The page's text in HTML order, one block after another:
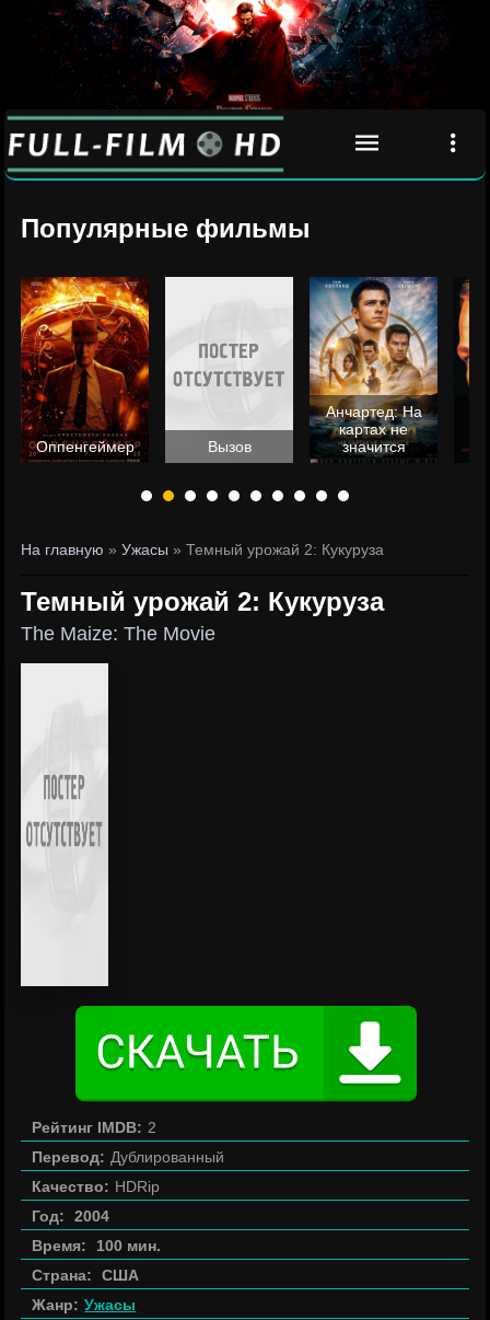
Популярные фильмы
Оппенгеймер Вызов
Анчартед: На
картах не
значится
На главную »Ужасы » Темный урожай 2: Кукуруза
Темный урожай 2: Кукуруза
The Maize: The Movie
Рейтинг IMDB: 2
Перевод: Дублированный
Качество: HDRip
Год:
2004
Время:
100 мин.
Страна:
США
Жанр: Ужасы